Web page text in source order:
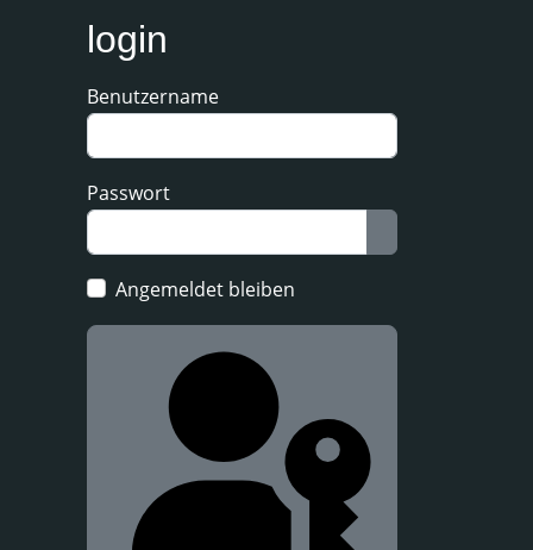
login
Benutzername
Passwort
Passwort
Angemeldet bleiben